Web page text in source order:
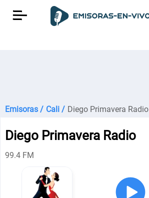
Emisoras / Cali / Diego Primavera Radio
Diego Primavera Radio
99.4 FM